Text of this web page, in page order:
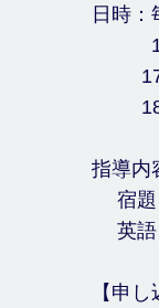
日時：
指導内
宿題
英語
【申